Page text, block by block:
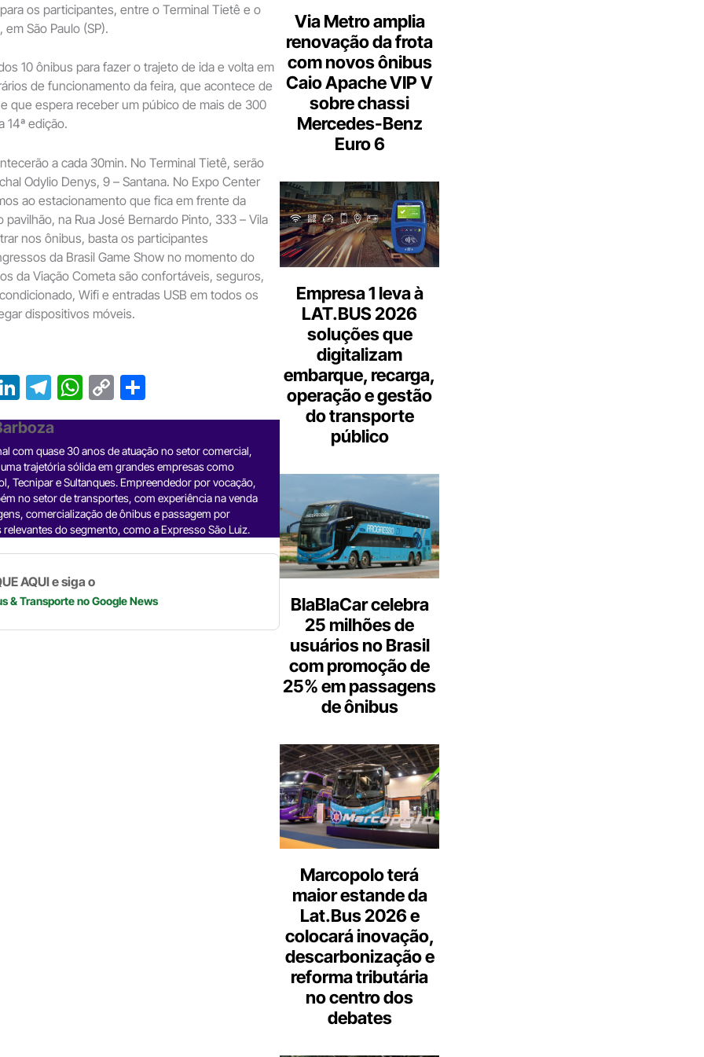
os participantes, entre o Terminal Tietê e o
São Paulo (SP).
10 ônibus para fazer o trajeto de ida e volta em
de funcionamento da feira, que acontece de
e que espera receber um púbico de mais de 300
14ª edição.
a cada 30min. No Terminal Tietê, serão
Odylio Denys, 9 – Santana. No Expo Center
ao estacionamento que fica em frente da
pavilhão, na Rua José Bernardo Pinto, 333 – Vila
nos ônibus, basta os participantes
da Brasil Game Show no momento do
da Viação Cometa são confortáveis, seguros,
Wifi e entradas USB em todos os
dispositivos móveis.
Li
n
ke
dI
n
T
el
e
gr
a
m
W
h
s
A
p
p
C
o
y
Li
n
k
h
e
com quase 30 anos de atuação no setor comercial,
trajetória sólida em grandes empresas como
Tecnipar e Sultanques. Empreendedor por vocação,
no setor de transportes, com experiência na venda
comercialização de ônibus e passagem por
relevantes do segmento, como a Expresso São Luiz.
AQUI e siga o
& Transporteno Google News
Via Metro amplia
renovação da frota
com novos ônibus
Caio Apache VIP V
sobre chassi
Mercedes-Benz
Euro 6
Empresa 1 leva à
LAT.BUS 2026
soluções que
digitalizam
embarque, recarga,
operação e gestão
do transporte
público
BlaBlaCar celebra
25 milhões de
usuários no Brasil
com promoção de
25% em passagens
de ônibus
Marcopolo terá
maior estande da
Lat.Bus 2026 e
colocará inovação,
descarbonização e
reforma tributária
no centro dos
debates